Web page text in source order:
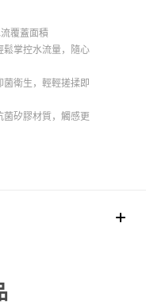
覆蓋面積
掌控水流量，隨心
衛生，輕輕搓揉即
矽膠材質，觸感更